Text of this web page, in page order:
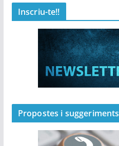
Inscriu-te!!
Propostes i suggeriments